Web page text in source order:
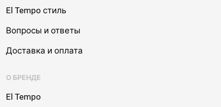
El Tempo стиль
Вопросы и ответы
Доставка и оплата
О БРЕНДЕ
El Tempo